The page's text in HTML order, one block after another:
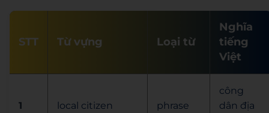
STT Từ vựng Loại từ
Nghĩa
tiếng
Việt
1 local citizen phrase
công
dân địa